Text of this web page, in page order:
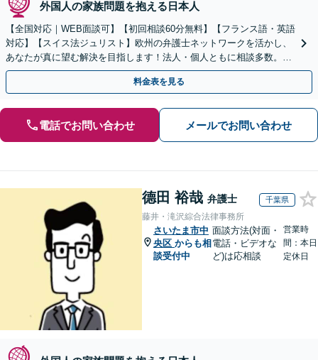
外国人の家族問題を抱える日本人
【全国対応｜WEB面談可】【初回相談60分無料】【フランス語・英語
対応】【スイス法ジュリスト】欧州の弁護士ネットワークを活かし、
あなたが真に望む解決を目指します！法人・個人ともに相談多数。細
やかな連絡と粘り強い交渉を徹底【休日・夜間相談可】
料金表を見る
電話でお問い合わせ メールでお問い合わせ
德田 裕哉 弁護士 千葉県
藤井・滝沢綜合法律事務所
さいたま市中
央区 からも相
談受付中
面談方法(対面・
電話・ビデオな
ど)は応相談
営業時
間：本日
定休日